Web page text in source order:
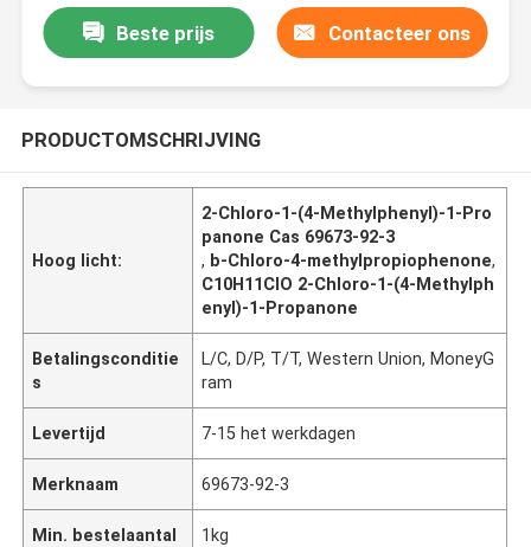
Beste prijs Contacteer ons
PRODUCTOMSCHRIJVING
Hoog licht:
2-Chloro-1-(4-Methylphenyl)-1-Pro
panone Cas 69673-92-3
, b-Chloro-4-methylpropiophenone,
C10H11ClO 2-Chloro-1-(4-Methylph
enyl)-1-Propanone
Betalingsconditie
s
L/C, D/P, T/T, Western Union, MoneyG
ram
Levertijd 7-15 het werkdagen
Merknaam 69673-92-3
Min. bestelaantal 1kg